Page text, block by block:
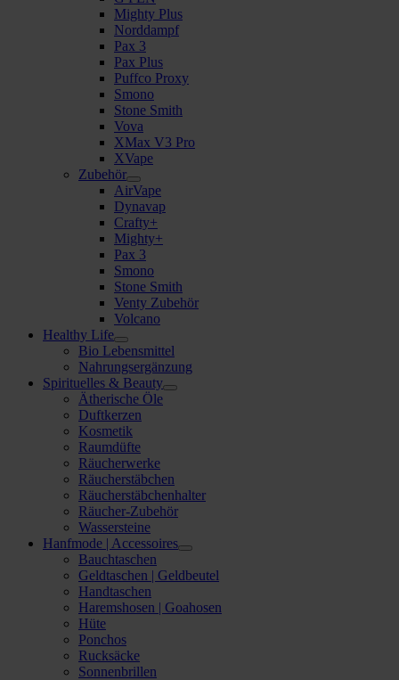
Mighty Plus
Norddampf
Pax 3
Pax Plus
Puffco Proxy
Smono
Stone Smith
Vova
XMax V3 Pro
XVape
Zubehör
AirVape
Dynavap
Crafty+
Mighty+
Pax 3
Smono
Stone Smith
Venty Zubehör
Volcano
Healthy Life
Bio Lebensmittel
Nahrungsergänzung
Spirituelles & Beauty
Ätherische Öle
Duftkerzen
Kosmetik
Raumdüfte
Räucherwerke
Räucherstäbchen
Räucherstäbchenhalter
Räucher-Zubehör
Wassersteine
Hanfmode | Accessoires
Bauchtaschen
Geldtaschen | Geldbeutel
Handtaschen
Haremshosen | Goahosen
Hüte
Ponchos
Rucksäcke
Sonnenbrillen